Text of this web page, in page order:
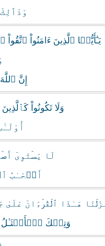
يَـٰٓأَيُّہَا ٱلَّذِينَ ءَامَنُواْ
إِنَّ
وَلَا تَكُونُواْ
لَا يَسۡتَوِىٓ
أَصۡحَـٰبُ
هَـٰذَا ٱلۡقُرۡءَانَ
وَتِلۡكَ ٱلۡأَمۡثَـٰلُ